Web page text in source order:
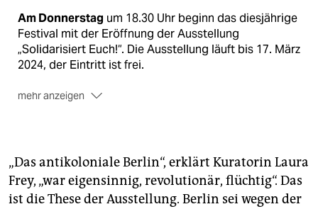
Am Donnerstag um 18.30 Uhr beginn das diesjährige
Festival mit der Eröffnung der Ausstellung
„Solidarisiert Euch!“. Die Ausstellung läuft bis 17. März
2024, der Eintritt ist frei.
mehr anzeigen
Reuter-Platzes eröffnet. Um 19.30 Uhr ist die
Europapremiere der ersten Oper Namibias, „Chief
Hijangua“, im Haus des Rundfunks. Tickets:rsb-
online.de.
„Das antikoloniale Berlin“, erklärt Kuratorin Laura
Frey, „war eigensinnig, revolutionär, flüchtig“. Das
ist die These der Ausstellung. Berlin sei wegen der